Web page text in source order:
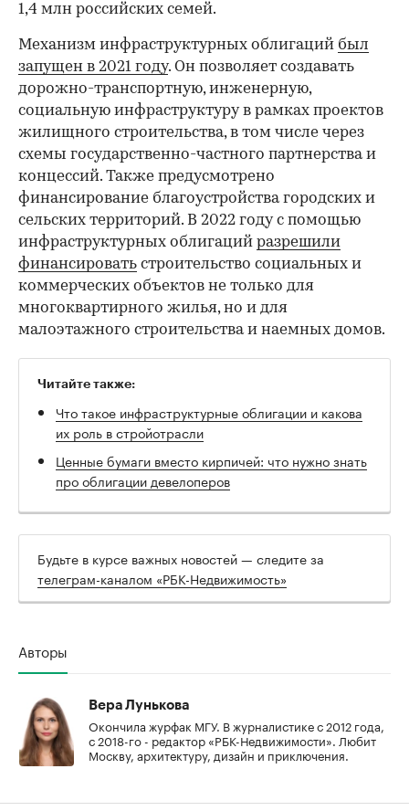
1,4 млн российских семей.
00:00 / 00:00
Механизм инфраструктурных облигаций был
запущен в 2021 году. Он позволяет создавать
дорожно-транспортную, инженерную,
социальную инфраструктуру в рамках проектов
жилищного строительства, в том числе через
схемы государственно-частного партнерства и
концессий. Также предусмотрено
финансирование благоустройства городских и
сельских территорий. В 2022 году с помощью
инфраструктурных облигаций разрешили
финансировать строительство социальных и
коммерческих объектов не только для
многоквартирного жилья, но и для
малоэтажного строительства и наемных домов.
Читайте также:
Что такое инфраструктурные облигации и какова
их роль в стройотрасли
Ценные бумаги вместо кирпичей: что нужно знать
про облигации девелоперов
Будьте в курсе важных новостей — следите за
телеграм-каналом «РБК-Недвижимость»
Авторы
Вера Лунькова
Окончила журфак МГУ. В журналистике с 2012 года,
с 2018-го - редактор «РБК-Недвижимости». Любит
Москву, архитектуру, дизайн и приключения.